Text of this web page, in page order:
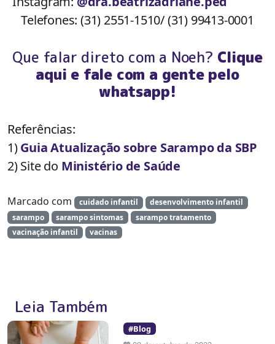
Telefones: (31) 2551-1510/ (31) 99413-0001
Que falar direto com a Noeh? Clique
aqui e fale com a gente pelo
whatsapp!
Referências:
1)Guia Atualização sobre Sarampo da SBP
2) Site do Ministério de Saúde
Marcado com cuidado infantil
desenvolvimento infantil
sarampo
sarampo sintomas
sarampo tratamento
vacinação infantil
vacinas
Leia Também
#Blog